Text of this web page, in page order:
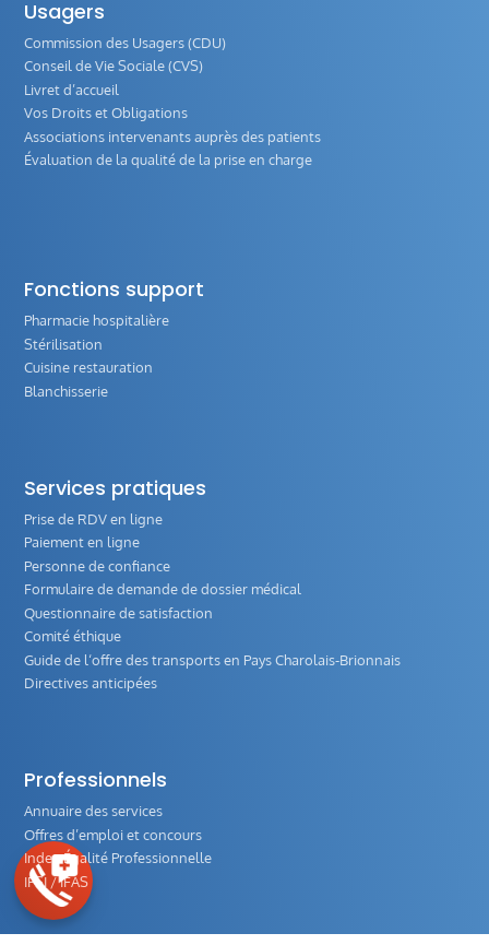
Usagers
Commission des Usagers (CDU)
Conseil de Vie Sociale (CVS)
Livret d’accueil
Vos Droits et Obligations
Associations intervenants auprès des patients
Évaluation de la qualité de la prise en charge
Fonctions support
Pharmacie hospitalière
Stérilisation
Cuisine restauration
Blanchisserie
Services pratiques
Prise de RDV en ligne
Paiement en ligne
Personne de confiance
Formulaire de demande de dossier médical
Questionnaire de satisfaction
Comité éthique
Guide de l‘offre des transports en Pays Charolais-Brionnais
Directives anticipées
Professionnels
Annuaire des services
Offres d’emploi et concours
Index Égalité Professionnelle
IFSI / IFAS